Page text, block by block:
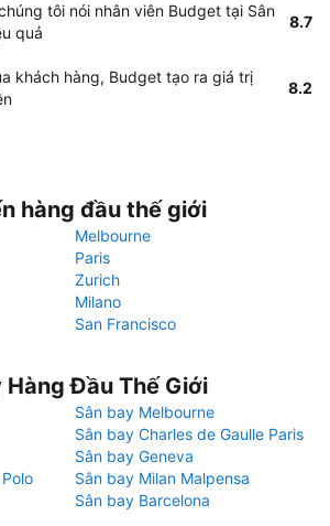
tôi nói nhân viên Budget tại Sân
quả
8.7
khách hàng, Budget tạo ra giá trị
8.2
hàng đầu thế giới
Melbourne
Paris
Zurich
Milano
San Francisco
Hàng Đầu Thế Giới
Sân bay Melbourne
Sân bay Charles de Gaulle Paris
Sân bay Geneva
Sân bay Milan Malpensa
Sân bay Barcelona